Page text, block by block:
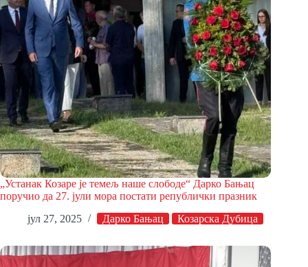
„Устанак Козаре је темељ наше слободе“ Дарко Бањац
поручио да 27. јули мора постати републички празник
јул 27, 2025
Дарко Бањац Козарска Дубица